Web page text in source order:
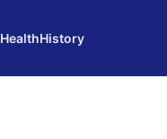
HealthHistory